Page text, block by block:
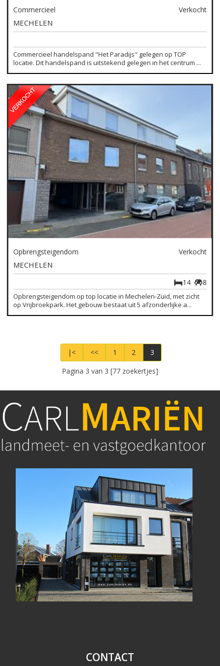
Commercieel Verkocht
MECHELEN
Commercieel handelspand "Het Paradijs" gelegen op TOP
locatie. Dit handelspand is uitstekend gelegen in het centrum ...
Opbrengsteigendom Verkocht
MECHELEN
8
14
Opbrengsteigendom op top locatie in Mechelen-Zuid, met zicht
op Vrijbroekpark. Het gebouw bestaat uit 5 afzonderlijke a...
|< << 1 2
3
Pagina 3 van 3 [77 zoekertjes]
CONTACT